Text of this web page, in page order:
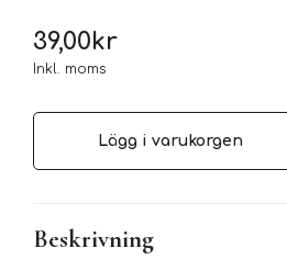
39,00kr
Inkl. moms
Lägg i varukorgen
Beskrivning